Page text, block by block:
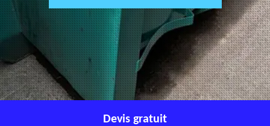
Devis gratuit